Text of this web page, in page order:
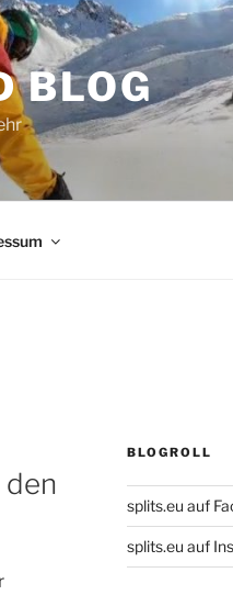
BLOG
BLOGROLL
splits.eu auf
splits.eu auf